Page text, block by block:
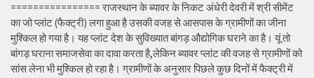
================ राजस्थान के ब्यावर के निकट अंधेरी देवरी में श्री सीमेंट
का जो प्लांट (फैक्ट्री) लगा हुआ है उसकी वजह से आसपास के ग्रामीणों का जीना
मुश्किल हो गया है। यह प्लांट देश के सुविख्यात बांगड़ औद्योगिक घराने का है। यूं तो
बांगड़ घराना समाजसेवा का दावा करता है,लेकिन ब्यावर प्लांट की वजह से ग्रामीणों को
सांस लेना भी मुश्किल हो रहा है। ग्रामीणों के अनुसार पिछले कुछ दिनों में फैक्ट्री में